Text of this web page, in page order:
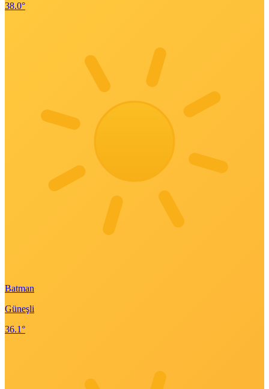
38.0°
Batman
Güneşli
36.1°